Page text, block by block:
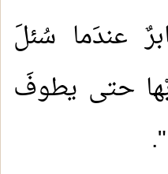
عندَما سُئلَ
حتى يطوفَ